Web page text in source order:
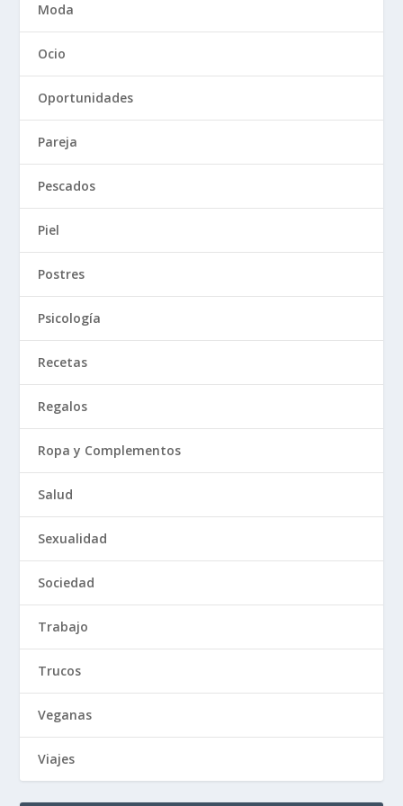
Moda
Ocio
Oportunidades
Pareja
Pescados
Piel
Postres
Psicología
Recetas
Regalos
Ropa y Complementos
Salud
Sexualidad
Sociedad
Trabajo
Trucos
Veganas
Viajes